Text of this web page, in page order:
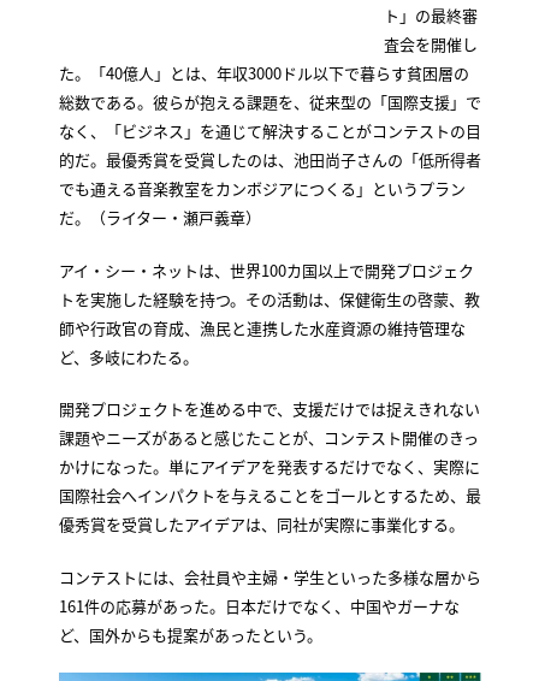
ト」の最終審
査会を開催し
た。「40億人」とは、年収3000ドル以下で暮らす貧困層の
総数である。彼らが抱える課題を、従来型の「国際支援」で
なく、「ビジネス」を通じて解決することがコンテストの目
的だ。最優秀賞を受賞したのは、池田尚子さんの「低所得者
でも通える音楽教室をカンボジアにつくる」というプラン
だ。（ライター・瀬戸義章）
アイ・シー・ネットは、世界100カ国以上で開発プロジェク
トを実施した経験を持つ。その活動は、保健衛生の啓蒙、教
師や行政官の育成、漁民と連携した水産資源の維持管理な
ど、多岐にわたる。
開発プロジェクトを進める中で、支援だけでは捉えきれない
課題やニーズがあると感じたことが、コンテスト開催のきっ
かけになった。単にアイデアを発表するだけでなく、実際に
国際社会へインパクトを与えることをゴールとするため、最
優秀賞を受賞したアイデアは、同社が実際に事業化する。
コンテストには、会社員や主婦・学生といった多様な層から
161件の応募があった。日本だけでなく、中国やガーナな
ど、国外からも提案があったという。